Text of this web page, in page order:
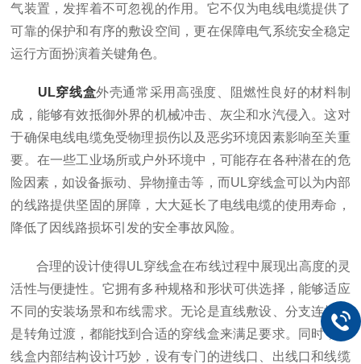
气装置，发挥着不可忽视的作用。它不仅为电线电缆提供了
可靠的保护和有序的敷设空间，更在保障电气系统安全稳定
运行方面扮演着关键角色。
UL穿线盒外壳通常采用高强度、阻燃性良好的材料制
成，能够有效抵御外界的机械冲击、灰尘和水汽侵入。这对
于确保电线电缆免受物理损伤以及恶劣环境因素影响至关重
要。在一些工业场所或户外环境中，可能存在各种潜在的危
险因素，如设备振动、异物撞击等，而UL穿线盒可以为内部
的线路提供坚固的屏障，大大延长了电线电缆的使用寿命，
降低了因线路损坏引发的安全事故风险。
合理的设计使得UL穿线盒在布线过程中展现出高度的灵
活性与便捷性。它拥有多种规格和形状可供选择，能够适应
不同的安装场景和布线需求。无论是直线敷设、分支连接还
是转角过渡，都能找到合适的穿线盒来满足要求。同时，穿
线盒内部结构设计巧妙，设有专门的进线口、出线口和线缆